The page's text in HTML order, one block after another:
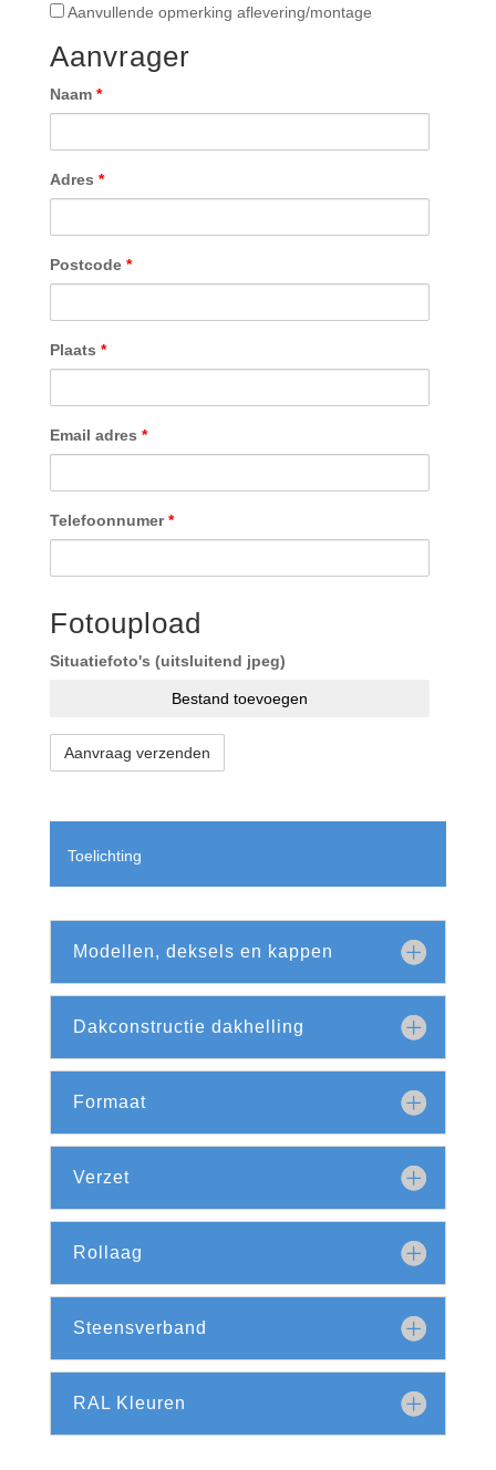
Aanvullende
aflevering/montage
Aanvullende opmerking aflevering/montage
Aanvrager
Naam *
Adres *
Postcode *
Plaats *
Email adres *
Telefoonnumer*
Fotoupload
Situatiefoto's (uitsluitend jpeg)
Bestand toevoegen
Toelichting
Modellen, deksels en kappen
Dakconstructie dakhelling
Formaat
Verzet
Rollaag
Steensverband
RAL Kleuren